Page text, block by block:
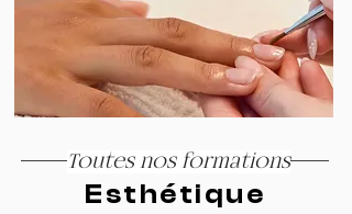
Toutes nos formations
Esthétique